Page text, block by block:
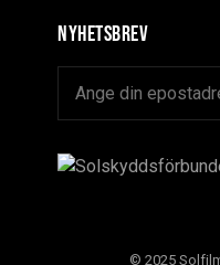
Nyhetsbrev
© 2025